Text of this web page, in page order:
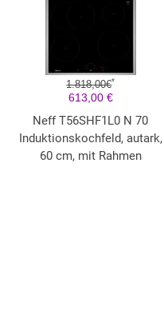
1.818,00€*
613,00 €
Neff T56SHF1L0 N 70
Induktionskochfeld, autark,
60 cm, mit Rahmen